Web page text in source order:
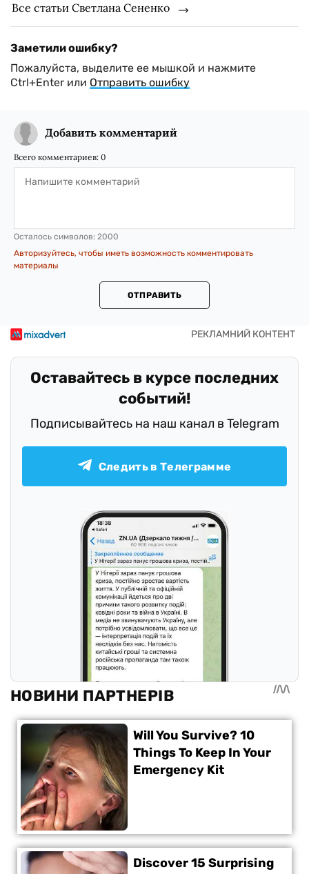
Все статьи Светлана Сененко
Заметили ошибку?
Пожалуйста, выделите ее мышкой и нажмите
Ctrl+Enter или Отправить ошибку
Добавить комментарий
Всего комментариев: 0
Осталось символов: 2000
Авторизуйтесь, чтобы иметь возможность комментировать
материалы
ОТПРАВИТЬ
Оставайтесь в курсе последних
событий!
Подписывайтесь на наш канал в Telegram
Следить в Телеграмме